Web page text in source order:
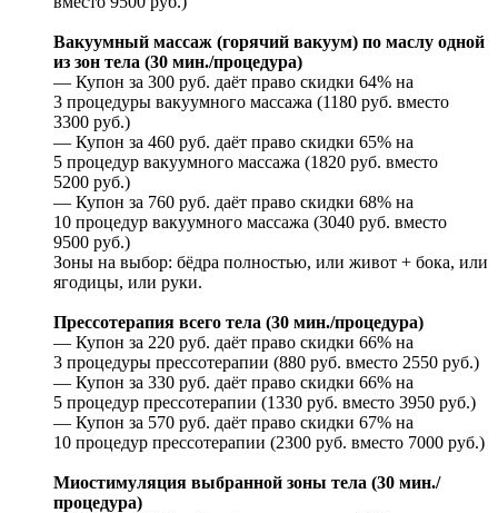
Вакуумный массаж (горячий вакуум) по маслу одной
из зон тела (30 мин./процедура)
— Купон за 300 руб. даёт право скидки 64% на
3 процедуры вакуумного массажа (1180 руб. вместо
3300 руб.)
— Купон за 460 руб. даёт право скидки 65% на
5 процедур вакуумного массажа (1820 руб. вместо
5200 руб.)
— Купон за 760 руб. даёт право скидки 68% на
10 процедур вакуумного массажа (3040 руб. вместо
9500 руб.)
Зоны на выбор: бёдра полностью, или живот + бока, или
ягодицы, или руки.
Прессотерапия всего тела (30 мин./процедура)
— Купон за 220 руб. даёт право скидки 66% на
3 процедуры прессотерапии (880 руб. вместо 2550 руб.)
— Купон за 330 руб. даёт право скидки 66% на
5 процедур прессотерапии (1330 руб. вместо 3950 руб.)
— Купон за 570 руб. даёт право скидки 67% на
10 процедур прессотерапии (2300 руб. вместо 7000 руб.)
Миостимуляция выбранной зоны тела (30 мин./
процедура)